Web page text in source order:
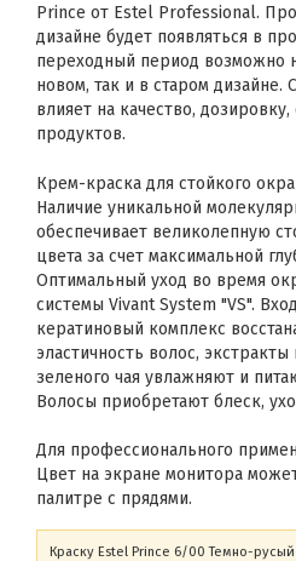
Prince от Estel Professional.
дизайне будет появляться в
переходный период возможно
новом, так и в старом дизайне.
влияет на качество, дозировку,
продуктов.
Крем-краска для стойкого
Наличие уникальной
обеспечивает великолепную
цвета за счет максимальной
Оптимальный уход во время
системы Vivant System "VS".
кератиновый комплекс
эластичность волос,
зеленого чая увлажняют и
Волосы приобретают блеск,
Для профессионального
Цвет на экране монитора
палитре с прядями.
Краску Estel Prince 6/00 Темно-